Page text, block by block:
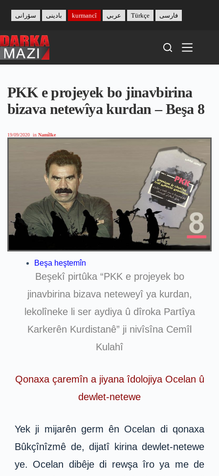
content
بادینی سۆرانی kurmancî عربي Türkçe فارسی
PKK e projeyek bo jinavbirina
bizava netewîya kurdan – Beşa 8
19/09/2020 in Namîlke
Beşa heştemîn
Beşekî pirtûka “PKK e projeyek bo
jinavbirina bizava neteweyî ya kurdan,
lekolîneke li ser aydiya û dîroka Partîya
Karkerên Kurdistanê” ji nivîsîna Cemîl
Kulahî
Qonaxa çaremîn a jiyana îdolojiya Ocelan û
dewlet-netewe
Yek ji mijarên germ ên Ocelan di qonaxa
Bûkçînîzmê de, dijatî kirina dewlet-netewe
ye. Ocelan dibêje di rewşa îro ya me de